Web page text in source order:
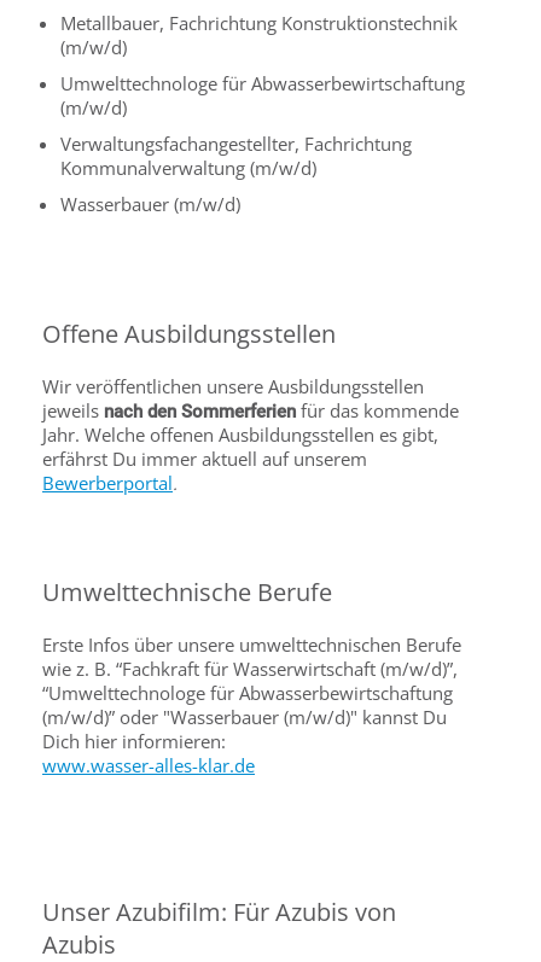
Metallbauer, Fachrichtung Konstruktionstechnik
(m/w/d)
Umwelttechnologe für Abwasserbewirtschaftung
(m/w/d)
Verwaltungsfachangestellter, Fachrichtung
Kommunalverwaltung (m/w/d)
Wasserbauer (m/w/d)
Offene Ausbildungsstellen
Wir veröffentlichen unsere Ausbildungsstellen
jeweils nach den Sommerferien für das kommende
Jahr. Welche offenen Ausbildungsstellen es gibt,
erfährst Du immer aktuell auf unserem
Bewerberportal.
Umwelttechnische Berufe
Erste Infos über unsere umwelttechnischen Berufe
wie z. B. “Fachkraft für Wasserwirtschaft (m/w/d)”,
“Umwelttechnologe für Abwasserbewirtschaftung
(m/w/d)” oder "Wasserbauer (m/w/d)" kannst Du
Dich hier informieren:
www.wasser-alles-klar.de
Unser Azubifilm: Für Azubis von
Azubis